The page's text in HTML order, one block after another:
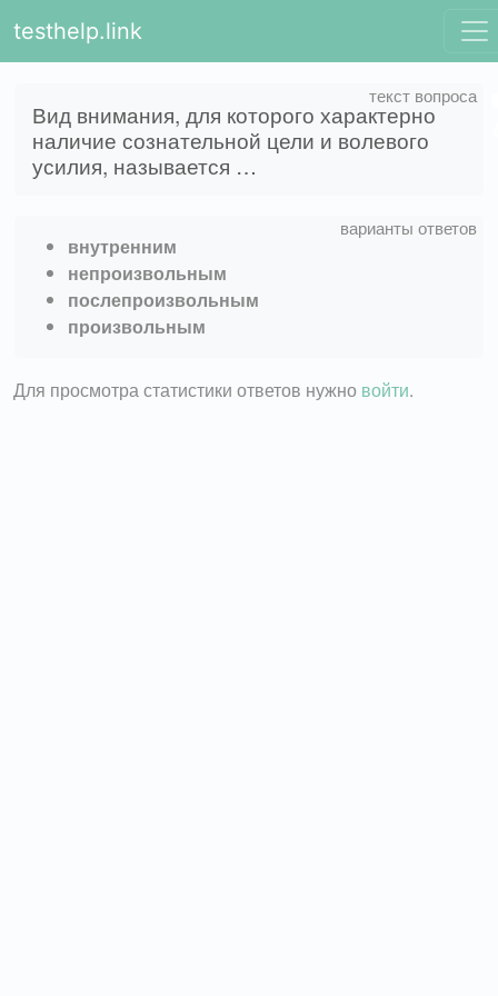
testhelp.link
Вид внимания, для которого характерно
наличие сознательной цели и волевого
усилия, называется …
внутренним
непроизвольным
послепроизвольным
произвольным
Для просмотра статистики ответов нужно войти.